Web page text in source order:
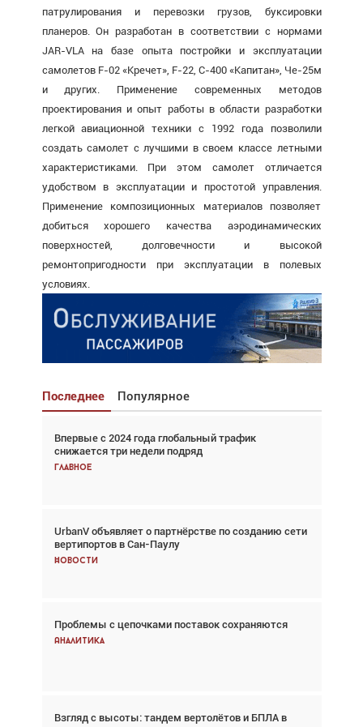
патрулирования и перевозки грузов, буксировки
планеров. Он разработан в соответствии с нормами
JAR-VLA на базе опыта постройки и эксплуатации
самолетов F-02 «Кречет», F-22, С-400 «Капитан», Че-25м
и других. Применение современных методов
проектирования и опыт работы в области разработки
легкой авиационной техники с 1992 года позволили
создать самолет с лучшими в своем классе летными
характеристиками. При этом самолет отличается
удобством в эксплуатации и простотой управления.
Применение композиционных материалов позволяет
добиться хорошего качества аэродинамических
поверхностей, долговечности и высокой
ремонтопригодности при эксплуатации в полевых
условиях.
Последнее Популярное
Впервые с 2024 года глобальный трафик
снижается три недели подряд
Главное
UrbanV объявляет о партнёрстве по созданию сети
вертипортов в Сан-Паулу
Новости
Проблемы с цепочками поставок сохраняются
Аналитика
Взгляд с высоты: тандем вертолётов и БПЛА в
Взгляд с высоты: тандем вертолётов и БПЛА в
спасательных операциях
Главное
Авиационный фотограф Дэйв Кох: «Фотография
говорит сама за себя... а ИИ всё портит»
Новости
Впервые с 2024 года глобальный трафик
снижается три недели подряд
Частный самолёт – это актив. Подходите к